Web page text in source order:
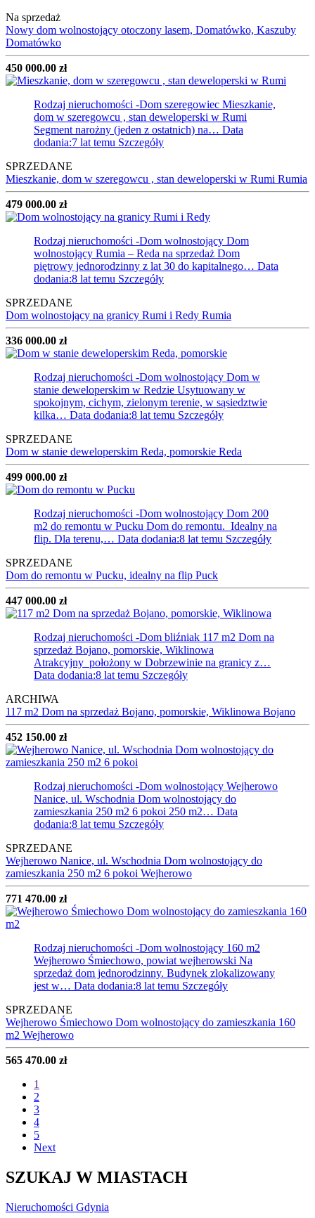
Na sprzedaż
Nowy dom wolnostojący otoczony lasem, Domatówko, Kaszuby
Domatówko
450 000.00 zł
Rodzaj nieruchomości -Dom szeregowiec Mieszkanie,
dom w szeregowcu , stan deweloperski w Rumi
Segment narożny (jeden z ostatnich) na… Data
dodania:7 lat temu Szczegóły
SPRZEDANE
Mieszkanie, dom w szeregowcu , stan deweloperski w Rumi Rumia
479 000.00 zł
Rodzaj nieruchomości -Dom wolnostojący Dom
wolnostojący Rumia – Reda na sprzedaż Dom
piętrowy jednorodzinny z lat 30 do kapitalnego… Data
dodania:8 lat temu Szczegóły
SPRZEDANE
Dom wolnostojący na granicy Rumi i Redy Rumia
336 000.00 zł
Rodzaj nieruchomości -Dom wolnostojący Dom w
stanie deweloperskim w Redzie Usytuowany w
spokojnym, cichym, zielonym terenie, w sąsiedztwie
kilka… Data dodania:8 lat temu Szczegóły
SPRZEDANE
Dom w stanie deweloperskim Reda, pomorskie Reda
499 000.00 zł
Rodzaj nieruchomości -Dom wolnostojący Dom 200
m2 do remontu w Pucku Dom do remontu. Idealny na
flip. Dla terenu,… Data dodania:8 lat temu Szczegóły
SPRZEDANE
Dom do remontu w Pucku, idealny na flip Puck
447 000.00 zł
Rodzaj nieruchomości -Dom bliźniak 117 m2 Dom na
sprzedaż Bojano, pomorskie, Wiklinowa
Atrakcyjny położony w Dobrzewinie na granicy z…
Data dodania:8 lat temu Szczegóły
ARCHIWA
117 m2 Dom na sprzedaż Bojano, pomorskie, Wiklinowa Bojano
452 150.00 zł
Rodzaj nieruchomości -Dom wolnostojący Wejherowo
Nanice, ul. Wschodnia Dom wolnostojący do
zamieszkania 250 m2 6 pokoi 250 m2… Data
dodania:8 lat temu Szczegóły
SPRZEDANE
Wejherowo Nanice, ul. Wschodnia Dom wolnostojący do
zamieszkania 250 m2 6 pokoi Wejherowo
771 470.00 zł
Rodzaj nieruchomości -Dom wolnostojący 160 m2
Wejherowo Śmiechowo, powiat wejherowski Na
sprzedaż dom jednorodzinny. Budynek zlokalizowany
jest w… Data dodania:8 lat temu Szczegóły
SPRZEDANE
Wejherowo Śmiechowo Dom wolnostojący do zamieszkania 160
m2 Wejherowo
565 470.00 zł
1
2
3
4
5
Next
SZUKAJ W MIASTACH
Nieruchomości Gdynia